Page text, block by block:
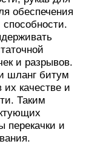
обеспечения
и разрывов.
шланг битум
их качестве и
Таким
перекачки и